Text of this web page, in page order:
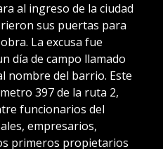
al ingreso de la ciudad
sus puertas para
La excusa fue
día de campo llamado
nombre del barrio. Este
397 de la ruta 2,
funcionarios del
empresarios,
primeros propietarios